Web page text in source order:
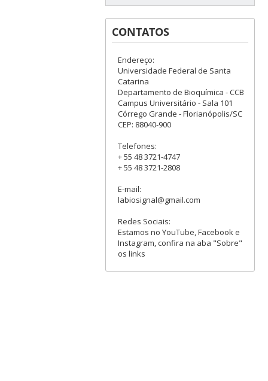
CONTATOS
Endereço:
Universidade Federal de Santa
Catarina
Departamento de Bioquímica - CCB
Campus Universitário - Sala 101
Córrego Grande - Florianópolis/SC
CEP: 88040-900
Telefones:
+ 55 48 3721-4747
+ 55 48 3721-2808
E-mail:
labiosignal@gmail.com
Redes Sociais:
Estamos no YouTube, Facebook e
Instagram, confira na aba "Sobre"
os links